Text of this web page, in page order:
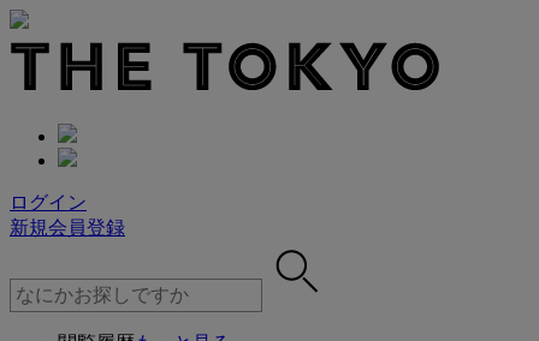
ログイン
新規会員登録